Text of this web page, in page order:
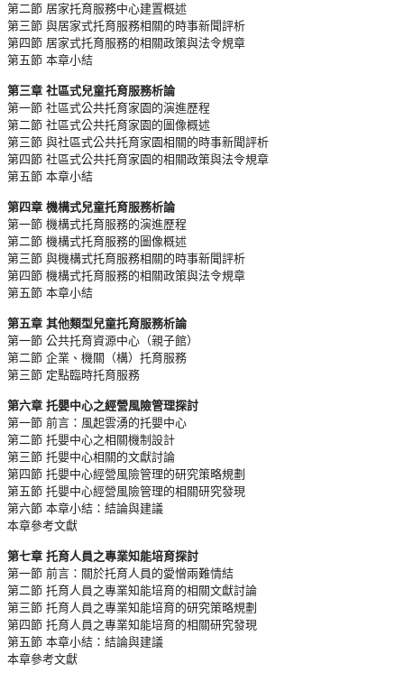
第二節 居家托育服務中心建置概述
第三節 與居家式托育服務相關的時事新聞評析
第四節 居家式托育服務的相關政策與法令規章
第五節 本章小結
第三章 社區式兒童托育服務析論
第一節 社區式公共托育家園的演進歷程
第二節 社區式公共托育家園的圖像概述
第三節 與社區式公共托育家園相關的時事新聞評析
第四節 社區式公共托育家園的相關政策與法令規章
第五節 本章小結
第四章 機構式兒童托育服務析論
第一節 機構式托育服務的演進歷程
第二節 機構式托育服務的圖像概述
第三節 與機構式托育服務相關的時事新聞評析
第四節 機構式托育服務的相關政策與法令規章
第五節 本章小結
第五章 其他類型兒童托育服務析論
第一節 公共托育資源中心（親子館）
第二節 企業、機關（構）托育服務
第三節 定點臨時托育服務
第六章 托嬰中心之經營風險管理探討
第一節 前言：風起雲湧的托嬰中心
第二節 托嬰中心之相關機制設計
第三節 托嬰中心相關的文獻討論
第四節 托嬰中心經營風險管理的研究策略規劃
第五節 托嬰中心經營風險管理的相關研究發現
第六節 本章小結：結論與建議
本章參考文獻
第七章 托育人員之專業知能培育探討
第一節 前言：關於托育人員的愛憎兩難情結
第二節 托育人員之專業知能培育的相關文獻討論
第三節 托育人員之專業知能培育的研究策略規劃
第四節 托育人員之專業知能培育的相關研究發現
第五節 本章小結：結論與建議
本章參考文獻